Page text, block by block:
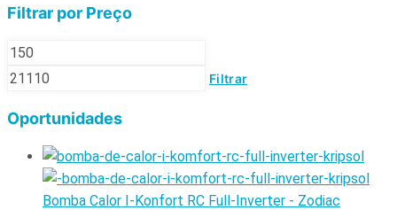
Filtrar por Preço
Filtrar
Oportunidades
Bomba Calor I-Konfort RC Full-Inverter - Zodiac